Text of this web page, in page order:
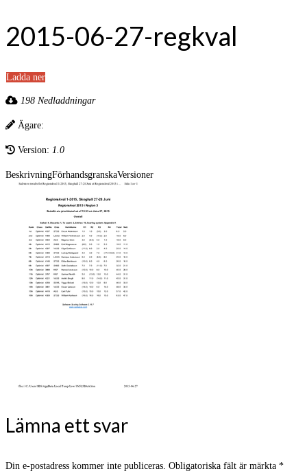
2015-06-27-regkval
Ladda ner
198 Nedladdningar
Ägare:
Version: 1.0
BeskrivningFörhandsgranskaVersioner
Lämna ett svar
Din e-postadress kommer inte publiceras. Obligatoriska fält är märkta *